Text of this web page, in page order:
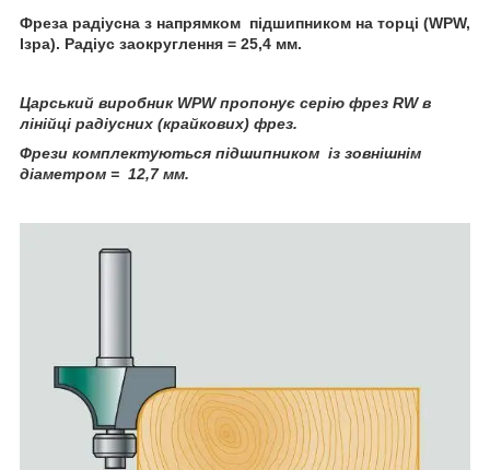
Фреза радіусна з напрямком підшипником на торці (WPW,
Ізра). Радіус заокруглення = 25,4 мм.
Царський виробник WPW пропонує серію фрез RW в
лінійці радіусних (крайкових) фрез.
Фрези комплектуються підшипником із зовнішнім
діаметром = 12,7 мм.